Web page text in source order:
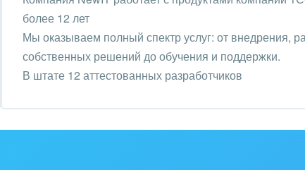
более 12 лет
Мы оказываем полный спектр услуг: от внедрения,
собственных решений до обучения и поддержки.
В штате 12 аттестованных разработчиков